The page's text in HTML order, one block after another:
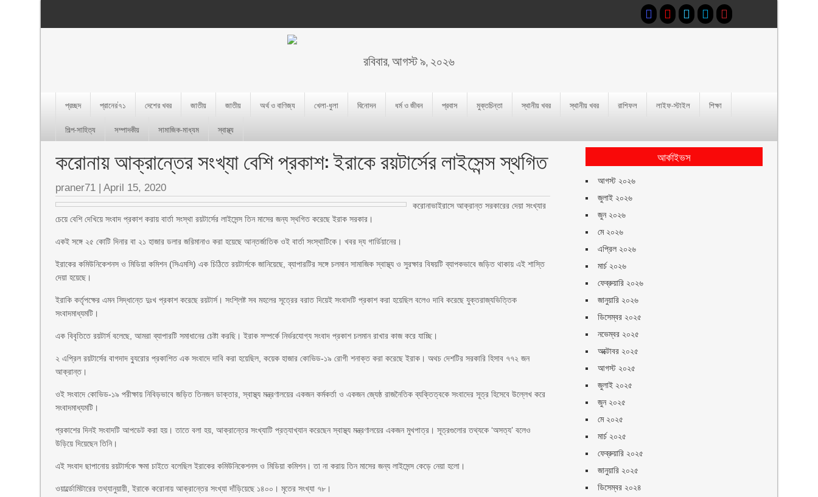
রবিবার, আগস্ট ৯, ২০২৬
প্রচ্ছদ প্রানের’৭১ দেশের খবর জাতীয় জাতীয় অর্থ ও বাণিজ্য খেলা-ধুলা বিনোদন ধর্ম ও জীবন প্রবাস মুক্তচিন্তা স্থানীয় খবর স্থানীয় খবর রাশিফল লাইফ-স্টাইল
শিক্ষা
শিল্প-সাহিত্য
সম্পাদকীয় সামাজিক-মাধ্যম স্বাস্থ্য
করোনায় আক্রান্তের সংখ্যা বেশি প্রকাশ: ইরাকে রয়টার্সের লাইসেন্স স্থগিত
praner71 |April 15, 2020
করোনাভাইরাসে আক্রান্ত সরকারের দেয়া সংখ্যার
চেয়ে বেশি দেখিয়ে সংবাদ প্রকাশ করায় বার্তা সংস্থা রয়টার্সের লাইসেন্স তিন মাসের জন্য স্থগিত করেছে ইরাক সরকার।
একই সঙ্গে ২৫ কোটি দিনার বা ২১ হাজার ডলার জরিমানাও করা হয়েছে আন্তর্জাতিক ওই বার্তা সংস্থাটিকে। খবর দ্য গার্ডিয়ানের।
ইরাকের কমিউনিকেশনস ও মিডিয়া কমিশন (সিএমসি) এক চিঠিতে রয়টার্সকে জানিয়েছে, ব্যাপারটির সঙ্গে চলমান সামাজিক স্বাস্থ্য ও সুরক্ষার বিষয়টি ব্যাপকভাবে জড়িত থাকায় এই শাস্তি
দেয়া হয়েছে।
ইরাকি কর্তৃপক্ষের এমন সিদ্ধান্তে দুঃখ প্রকাশ করেছে রয়টার্স। সংশ্লিষ্ট সব মহলের সূত্রের বরাত দিয়েই সংবাদটি প্রকাশ করা হয়েছিল বলেও দাবি করেছে যুক্তরাজ্যভিত্তিক
সংবাদমাধ্যমটি।
এক বিবৃতিতে রয়টার্স বলেছে, আমরা ব্যাপারটি সমাধানের চেষ্টা করছি। ইরাক সম্পর্কে নির্ভরযোগ্য সংবাদ প্রকাশ চলমান রাখার কাজ করে যাচ্ছি।
২ এপ্রিল রয়টার্সের বাগদাদ ব্যুরোর প্রকাশিত এক সংবাদে দাবি করা হয়েছিল, কয়েক হাজার কোভিড-১৯ রোগী শনাক্ত করা করেছে ইরাক। অথচ দেশটির সরকারি হিসাব ৭৭২ জন
আক্রান্ত।
ওই সংবাদে কোভিড-১৯ পরীক্ষায় নিবিড়ভাবে জড়িত তিনজন ডাক্তার, স্বাস্থ্য মন্ত্রণালয়ের একজন কর্মকর্তা ও একজন জ্যেষ্ঠ রাজনৈতিক ব্যক্তিত্বকে সংবাদের সূত্র হিসেবে উল্লেখ করে
সংবাদমাধ্যমটি।
প্রকাশের দিনই সংবাদটি আপডেট করা হয়। তাতে বলা হয়, আক্রান্তের সংখ্যাটি প্রত্যাখ্যান করেছেন স্বাস্থ্য মন্ত্রণালয়ের একজন মুখপাত্র। সূত্রগুলোর তথ্যকে ‘অসত্য’ বলেও
উড়িয়ে দিয়েছেন তিনি।
এই সংবাদ ছাপানোয় রয়টার্সকে ক্ষমা চাইতে বলেছিল ইরাকের কমিউনিকেশনস ও মিডিয়া কমিশন। তা না করায় তিন মাসের জন্য লাইসেন্স কেড়ে নেয়া হলো।
ওয়ার্ল্ডোমিটারের তথ্যানুয়ায়ী, ইরাকে করোনায় আক্রান্তের সংখ্যা দাঁড়িয়েছে ১৪০০। মৃতের সংখ্যা ৭৮।
আর্কাইভস
আগস্ট ২০২৬
জুলাই ২০২৬
জুন ২০২৬
মে ২০২৬
এপ্রিল ২০২৬
মার্চ ২০২৬
ফেব্রুয়ারি ২০২৬
জানুয়ারি ২০২৬
ডিসেম্বর ২০২৫
নভেম্বর ২০২৫
অক্টোবর ২০২৫
আগস্ট ২০২৫
জুলাই ২০২৫
জুন ২০২৫
মে ২০২৫
মার্চ ২০২৫
ফেব্রুয়ারি ২০২৫
জানুয়ারি ২০২৫
ডিসেম্বর ২০২৪